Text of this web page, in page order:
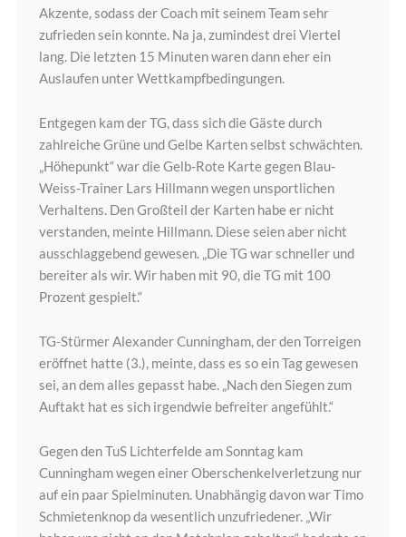
Akzente, sodass der Coach mit seinem Team sehr
zufrieden sein konnte. Na ja, zumindest drei Viertel
lang. Die letzten 15 Minuten waren dann eher ein
Auslaufen unter Wettkampfbedingungen.
Entgegen kam der TG, dass sich die Gäste durch
zahlreiche Grüne und Gelbe Karten selbst schwächten.
„Höhepunkt“ war die Gelb-Rote Karte gegen Blau-
Weiss-Trainer Lars Hillmann wegen unsportlichen
Verhaltens. Den Großteil der Karten habe er nicht
verstanden, meinte Hillmann. Diese seien aber nicht
ausschlaggebend gewesen. „Die TG war schneller und
bereiter als wir. Wir haben mit 90, die TG mit 100
Prozent gespielt.“
TG-Stürmer Alexander Cunningham, der den Torreigen
eröffnet hatte (3.), meinte, dass es so ein Tag gewesen
sei, an dem alles gepasst habe. „Nach den Siegen zum
Auftakt hat es sich irgendwie befreiter angefühlt.“
Gegen den TuS Lichterfelde am Sonntag kam
Cunningham wegen einer Oberschenkelverletzung nur
auf ein paar Spielminuten. Unabhängig davon war Timo
Schmietenknop da wesentlich unzufriedener. „Wir